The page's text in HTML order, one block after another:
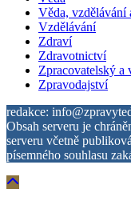
Věda, vzdělávání
Vzdělávání
Zdraví
Zdravotnictví
Zpracovatelský a
Zpravodajství
redakce:
Obsah serveru je
serveru včetně
písemného souhlasu